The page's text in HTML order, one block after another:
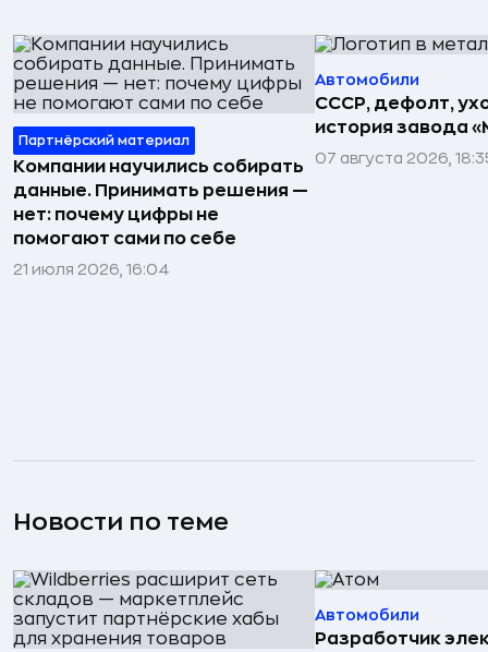
Партнёрский материал
Компании научились собирать
данные. Принимать решения —
нет: почему цифры не
помогают сами по себе
21 июля 2026, 16:04
Автомобили
СССР, дефолт,
история завода
07 августа 2026,
Новости по теме
Автомобили
Разработчик